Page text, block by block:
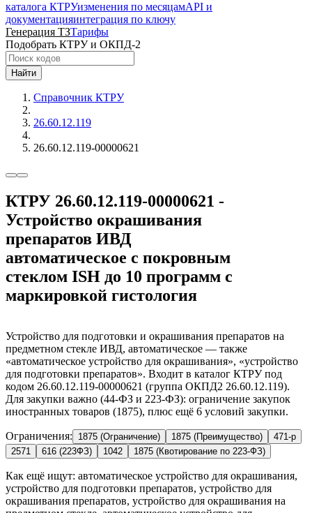
каталога КТРУизменения по месяцамAPI и
документацияинтеграция по ключу
Генерация ТЗТарифы
Подобрать КТРУ и ОКПД-2
Найти
Справочник КТРУ
26.60.12.119
26.60.12.119-00000621
КТРУ 26.60.12.119-00000621 -
Устройство окрашивания
препаратов ИВД
автоматическое с покровным
стеклом ISH до 10 программ с
маркировкой гистология
Устройство для подготовки и окрашивания препаратов на
предметном стекле ИВД, автоматическое — также
«автоматическое устройство для окрашивания», «устройство
для подготовки препаратов». Входит в каталог КТРУ под
кодом 26.60.12.119-00000621 (группа ОКПД2 26.60.12.119).
Для закупки важно (44-ФЗ и 223-ФЗ): ограничение закупок
иностранных товаров (1875), плюс ещё 6 условий закупки.
Ограничения: 1875 (Ограничение) 1875 (Преимущество)
471-р
2571
616 (223ФЗ) 1042 1875 (Квотирование по 223-ФЗ)
Как ещё ищут: автоматическое устройство для окрашивания,
устройство для подготовки препаратов, устройство для
окрашивания препаратов, устройство для окрашивания на